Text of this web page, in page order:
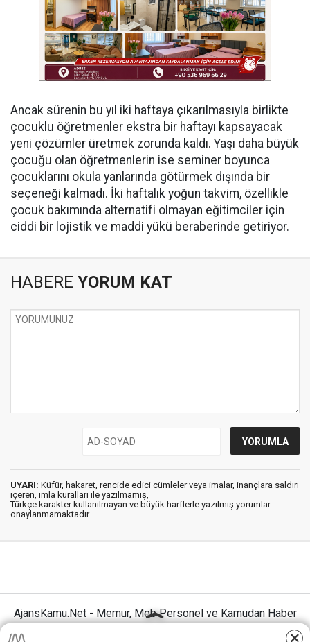
Ancak sürenin bu yıl iki haftaya çıkarılmasıyla birlikte
çocuklu öğretmenler ekstra bir haftayı kapsayacak
yeni çözümler üretmek zorunda kaldı. Yaşı daha büyük
çocuğu olan öğretmenlerin ise seminer boyunca
çocuklarını okula yanlarında götürmek dışında bir
seçeneği kalmadı. İki haftalık yoğun takvim, özellikle
çocuk bakımında alternatifi olmayan eğitimciler için
ciddi bir lojistik ve maddi yükü beraberinde getiriyor.
HABERE YORUM KAT
UYARI: Küfür, hakaret, rencide edici cümleler veya imalar, inançlara saldırı
içeren, imla kuralları ile yazılmamış,
Türkçe karakter kullanılmayan ve büyük harflerle yazılmış yorumlar
onaylanmamaktadır.
AjansKamu.Net - Memur, Meb Personel ve Kamudan Haber